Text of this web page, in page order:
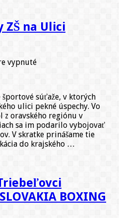
ZŠ na Ulici
vypnuténa
na
Ulici
Komenského
súťaže, v ktorých
ulici pekné úspechy. Vo
oravského regiónu v
sa im podarilo vybojovať
V skratke prinášame tie
do krajského …
Triebeľovci
BOXING